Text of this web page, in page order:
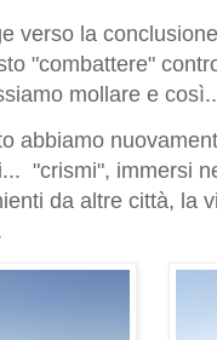
verso la
"combattere"
mollare e
abbiamo
"crismi", immersi
da altre città, la